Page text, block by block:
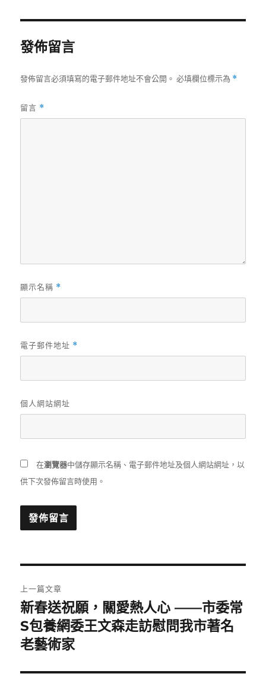
發佈留言
發佈留言必須填寫的電子郵件地址不會公開。 必填欄位標示為 *
留言 *
顯示名稱 *
電子郵件地址 *
個人網站網址
在瀏覽器中儲存顯示名稱、電子郵件地址及個人網站網址，以
供下次發佈留言時使用。
章
導
覽
上一篇文章
上
一
篇
章:
新春送祝願，關愛熱人心 ——市委常
S包養網委王文森走訪慰問我市著名
老藝術家